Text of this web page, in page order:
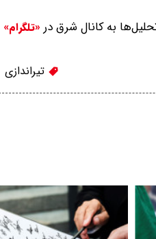
به کانال شرق در «تلگرام»
تیراندازی